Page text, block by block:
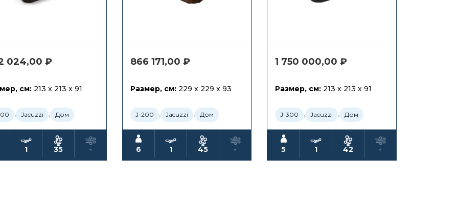
024,00 ₽
см:213 x 213 x 91
, Jacuzzi , Дом
1 35 -
866 171,00 ₽
Размер, см:229 x 229 x 93
J-200 , Jacuzzi , Дом
6 1 45 -
1 750 000,00₽
Размер, см: 213 x 213 x 91
J-300 , Jacuzzi , Дом
5 1 42 -